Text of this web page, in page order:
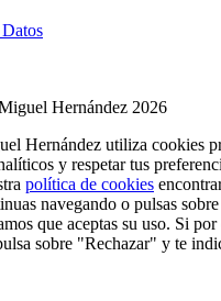
Hernández 2026
Hernández utiliza cookies
y respetar tus
política de cookies
navegando o pulsas
que aceptas su uso. Si
sobre "Rechazar" y te